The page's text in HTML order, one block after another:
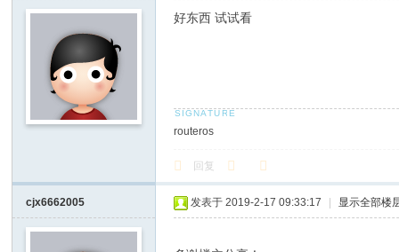
好东西 试试看
routeros
回复
cjx6662005 发表于 2019-2-17 09:33:17 显示全部楼